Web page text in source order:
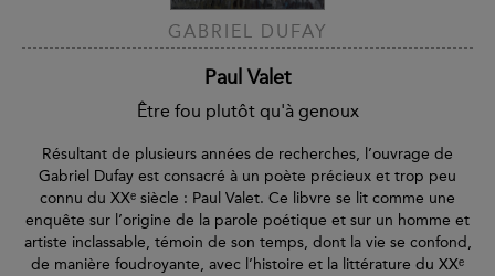
GABRIEL DUFAY
Paul Valet
Être fou plutôt qu'à genoux
Résultant de plusieurs années de recherches, l’ouvrage de
Gabriel Dufay est consacré à un poète précieux et trop peu
connu du XXᵉ siècle : Paul Valet. Ce libvre se lit comme une
enquête sur l’origine de la parole poétique et sur un homme et
artiste inclassable, témoin de son temps, dont la vie se confond,
de manière foudroyante, avec l’histoire et la littérature du XXᵉ